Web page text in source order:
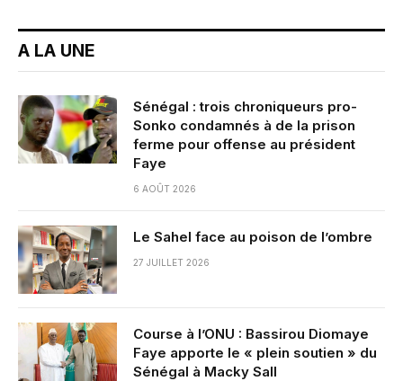
A LA UNE
Sénégal : trois chroniqueurs pro-
Sonko condamnés à de la prison
ferme pour offense au président
Faye
6 AOÛT 2026
Le Sahel face au poison de l’ombre
27 JUILLET 2026
Course à l’ONU : Bassirou Diomaye
Faye apporte le « plein soutien » du
Sénégal à Macky Sall